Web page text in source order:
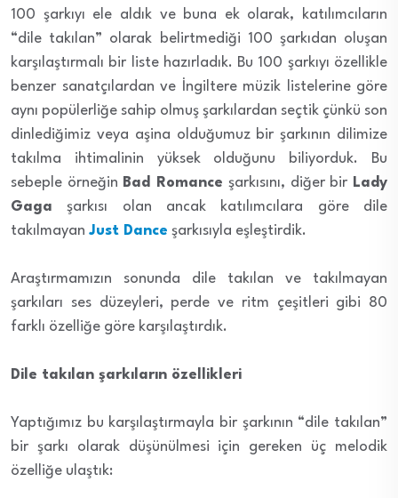
100 şarkıyı ele aldık ve buna ek olarak, katılımcıların
“dile takılan” olarak belirtmediği 100 şarkıdan oluşan
karşılaştırmalı bir liste hazırladık. Bu 100 şarkıyı özellikle
benzer sanatçılardan ve İngiltere müzik listelerine göre
aynı popülerliğe sahip olmuş şarkılardan seçtik çünkü son
dinlediğimiz veya aşina olduğumuz bir şarkının dilimize
takılma ihtimalinin yüksek olduğunu biliyorduk. Bu
sebeple örneğin Bad Romance şarkısını, diğer bir Lady
Gaga şarkısı olan ancak katılımcılara göre dile
takılmayan Just Dance şarkısıyla eşleştirdik.
Araştırmamızın sonunda dile takılan ve takılmayan
şarkıları ses düzeyleri, perde ve ritm çeşitleri gibi 80
farklı özelliğe göre karşılaştırdık.
Dile takılan şarkıların özellikleri
Yaptığımız bu karşılaştırmayla bir şarkının “dile takılan”
bir şarkı olarak düşünülmesi için gereken üç melodik
özelliğe ulaştık: